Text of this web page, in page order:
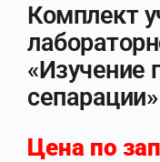
Комплект
«Изучение
сепарации»
Цена по